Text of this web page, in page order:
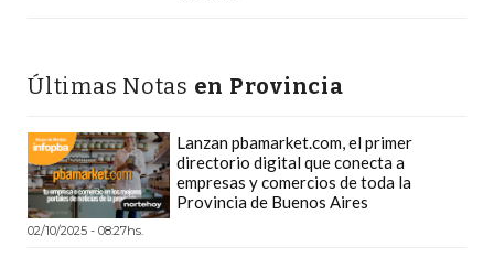
RESTAURANTES
DELIVERIES
CREAR
UNA
TIENDA
Últimas Notas en Provincia
Lanzan pbamarket.com, el primer
directorio digital que conecta a
empresas y comercios de toda la
Provincia de Buenos Aires
02/10/2025 - 08:27hs.